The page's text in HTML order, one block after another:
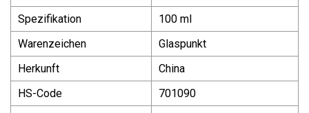
Spezifikation
100 ml
Warenzeichen
Glaspunkt
Herkunft
China
HS-Code
701090